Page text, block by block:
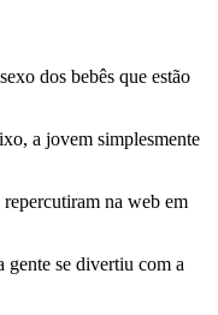
dos bebês que estão
a jovem simplesmente
na web em
gente se divertiu com a